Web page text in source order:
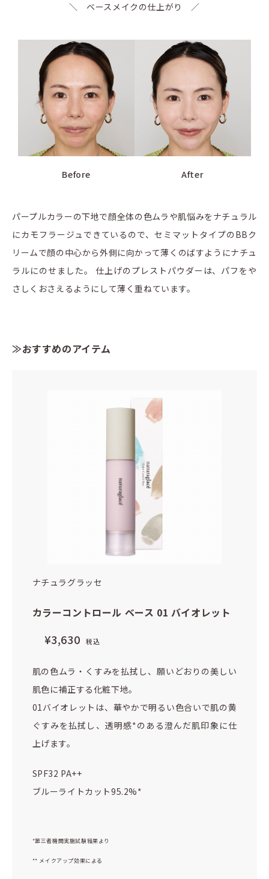
＼ ベースメイクの仕上がり ／
Before After
パープルカラーの下地で顔全体の色ムラや肌悩みをナチュラル
にカモフラージュできているので、セミマットタイプのBBク
リームで顔の中心から外側に向かって薄くのばすようにナチュ
ラルにのせました。 仕上げのプレストパウダーは、パフをや
さしくおさえるようにして薄く重ねています。
≫おすすめのアイテム
ナチュラグラッセ
カラーコントロール ベース 01 バイオレット
¥3,630 税込
肌の色ムラ・くすみを払拭し、願いどおりの美しい
肌色に補正する化粧下地。
01バイオレットは、華やかで明るい色合いで肌の黄
ぐすみを払拭し、透明感*のある澄んだ肌印象に仕
上げます。
SPF32 PA++
ブルーライトカット95.2%*
*第三者機関実施試験結果より
** メイクアップ効果による